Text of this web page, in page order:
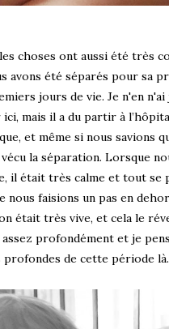
choses ont aussi été très
avons été séparés pour sa
jours de vie. Je n'en n'ai
mais il a du partir à
et même si nous savions
la séparation. Lorsque
il était très calme et tout se
nous faisions un pas en
était très vive, et cela le
profondément et je
profondes de cette période là.